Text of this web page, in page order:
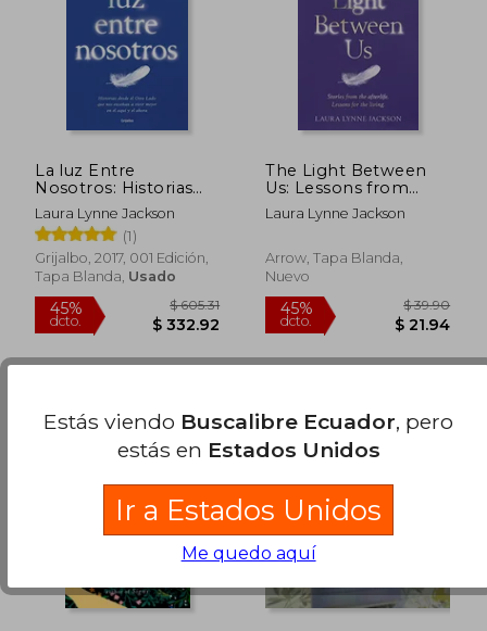
40% 45%
La luz Entre
Nosotros: Historias
Desde el Cielo:
Lecciones Para la Vida
Laura Lynne Jackson
(1)
Grijalbo, 2017, 001 Edición,
Tapa Blanda, Usado
The Light Between
Us: Lessons from
Heaven That Teach
Us to Live Better in
Laura Lynne Jackson
Arrow, Tapa Blanda,
Nuevo
Estás viendo Buscalibre Ecuador, pero
estás en Estados Unidos
Ir a Estados Unidos
Me quedo aquí